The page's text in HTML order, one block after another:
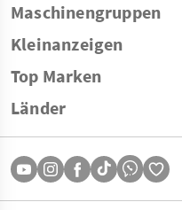
Maschinengruppen
Kleinanzeigen
Top Marken
Länder